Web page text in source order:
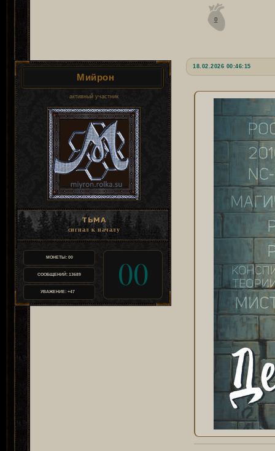
0
18.02.2026 00:46:15
Мийрон
активный участник
ТЬМА
сигнал к началу
МОНЕТЫ:00
СООБЩЕНИЙ: 13689
УВАЖЕНИЕ: +47 00